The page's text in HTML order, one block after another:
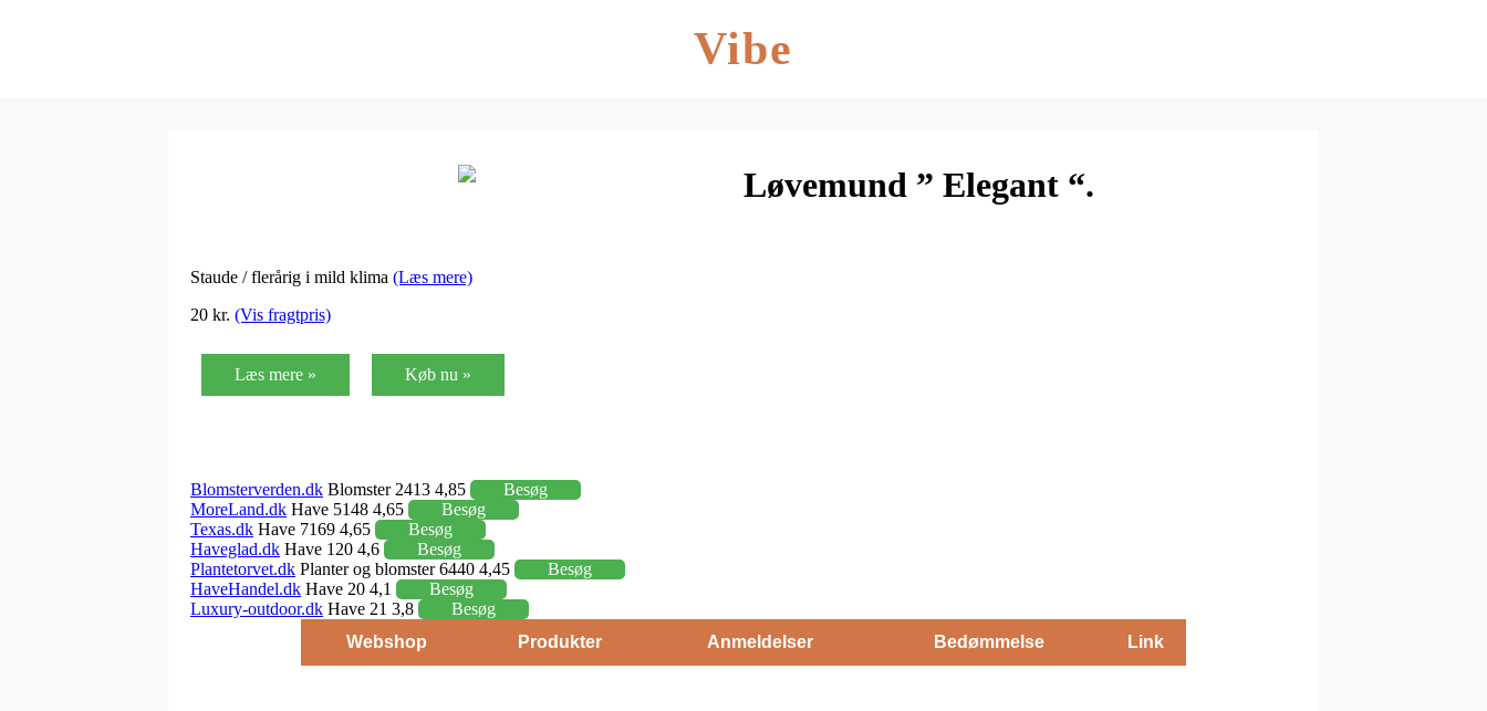
Vibe
Løvemund ” Elegant “.
Staude / flerårig i mild klima (Læs mere)
20 kr. (Vis fragtpris)
Læs mere » Køb nu »
Blomsterverden.dk Blomster 2413 4,85
Besøg
MoreLand.dk Have 5148 4,65
Besøg
Texas.dk Have 7169 4,65
Besøg
Haveglad.dk Have 120 4,6
Besøg
Plantetorvet.dk Planter og blomster 6440 4,45
Besøg
HaveHandel.dk Have 20 4,1
Besøg
Luxury-outdoor.dk Have 21 3,8
Besøg
Webshop
Produkter Anmeldelser Bedømmelse Link